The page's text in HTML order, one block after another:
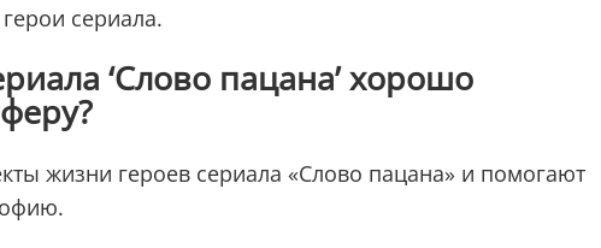
сериала.
‘Слово пацана’ хорошо
жизни героев сериала «Слово пацана» и помогают